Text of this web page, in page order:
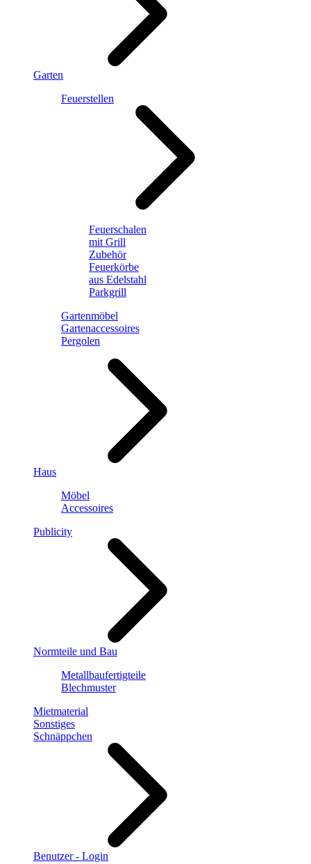
Garten
Feuerstellen
Feuerschalen
mit Grill
Zubehör
Feuerkörbe
aus Edelstahl
Parkgrill
Gartenmöbel
Gartenaccessoires
Pergolen
Haus
Möbel
Accessoires
Publicity
Normteile und Bau
Metallbaufertigteile
Blechmuster
Mietmaterial
Sonstiges
Schnäppchen
Benutzer - Login